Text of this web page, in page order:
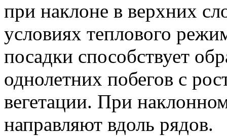
при наклоне в верхних
условиях теплового
посадки способствует
однолетних побегов с
вегетации. При
направляют вдоль рядов.